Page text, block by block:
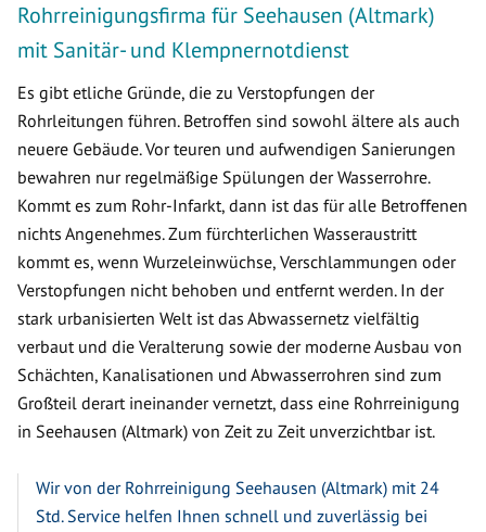
Rohrreinigungsfirma für Seehausen (Altmark)
mit Sanitär- und Klempnernotdienst
Es gibt etliche Gründe, die zu Verstopfungen der
Rohrleitungen führen. Betroffen sind sowohl ältere als auch
neuere Gebäude. Vor teuren und aufwendigen Sanierungen
bewahren nur regelmäßige Spülungen der Wasserrohre.
Kommt es zum Rohr-Infarkt, dann ist das für alle Betroffenen
nichts Angenehmes. Zum fürchterlichen Wasseraustritt
kommt es, wenn Wurzeleinwüchse, Verschlammungen oder
Verstopfungen nicht behoben und entfernt werden. In der
stark urbanisierten Welt ist das Abwassernetz vielfältig
verbaut und die Veralterung sowie der moderne Ausbau von
Schächten, Kanalisationen und Abwasserrohren sind zum
Großteil derart ineinander vernetzt, dass eine Rohrreinigung
in Seehausen (Altmark) von Zeit zu Zeit unverzichtbar ist.
Wir von der Rohrreinigung Seehausen (Altmark) mit 24
Std. Service helfen Ihnen schnell und zuverlässig bei